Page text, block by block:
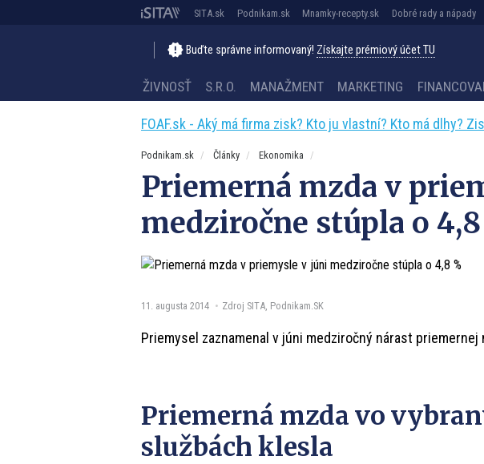
SITA.sk Podnikam.sk Mnamky-recepty.sk Dobré rady a nápady
Buďte správne informovaný! Získajte prémiový účet TU
ŽIVNOSŤ S.R.O. MANAŽMENT MARKETING
FOAF.sk - Aký má firma zisk? Kto ju vlastní? Kto má dlhy?
Podnikam.sk Články Ekonomika
Priemerná mzda v
medziročne stúpla o
11. augusta 2014 Zdroj SITA, Podnikam.SK
Priemysel zaznamenal v júni medziročný nárast priemernej
Priemerná mzda vo
službách klesla